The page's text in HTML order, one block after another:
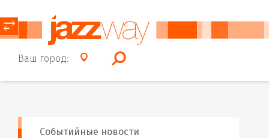
Ваш город:
⥂
Событийные новости